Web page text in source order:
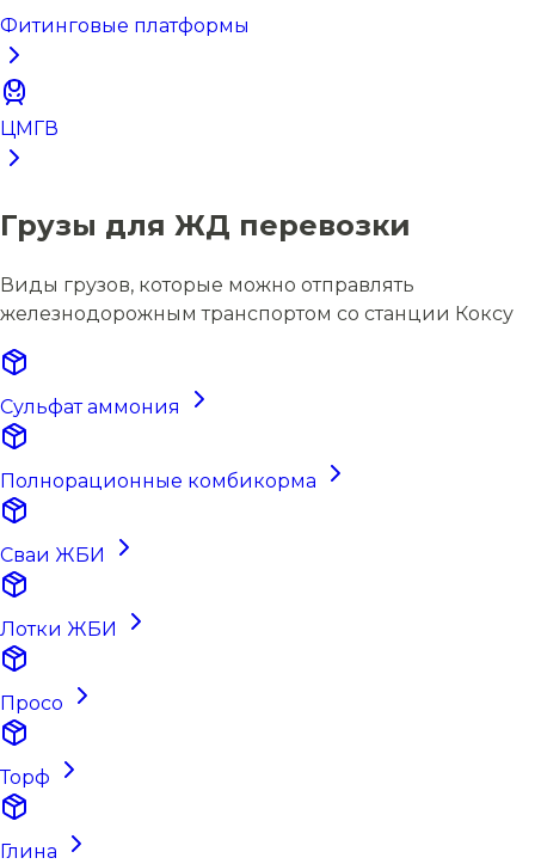
Фитинговые платформы
ЦМГВ
Грузы для ЖД перевозки
Виды грузов, которые можно отправлять
железнодорожным транспортом со станции Коксу
Сульфат аммония
Полнорационные комбикорма
Сваи ЖБИ
Лотки ЖБИ
Просо
Торф
Глина